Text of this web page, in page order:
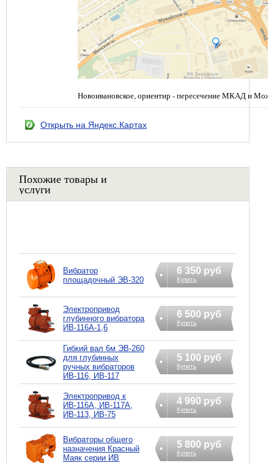
Новоивановское, ориентир - пересечение МКАД и
Открыть на Яндекс.Картах
Похожие товары и
услуги
Вибратор
площадочный ЭВ-320
6 350 руб
Купить
Электропривод
глубинного вибратора
ИВ-116A-1,6
6 500 руб
Купить
Гибкий вал 6м ЭВ-260
для глубинных
ручных вибраторов
ИВ-116, ИВ-117
5 100 руб
Купить
Электропривод к
ИВ-116А, ИВ-117А,
ИВ-113, ИВ-75
4 990 руб
Купить
Вибраторы общего
назначения Красный
Маяк серии ИВ
5 800 руб
Купить